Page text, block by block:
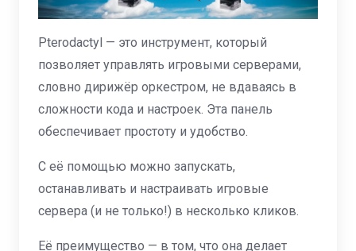
Pterodactyl — это инструмент, который
позволяет управлять игровыми серверами,
словно дирижёр оркестром, не вдаваясь в
сложности кода и настроек. Эта панель
обеспечивает простоту и удобство.
С её помощью можно запускать,
останавливать и настраивать игровые
сервера (и не только!) в несколько кликов.
Её преимущество — в том, что она делает